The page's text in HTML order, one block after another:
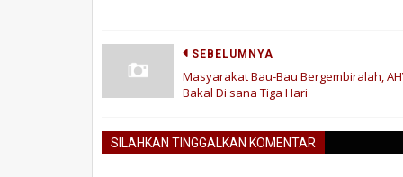
SEBELUMNYA
Masyarakat Bau-Bau Bergembiralah,
Bakal Di sana Tiga Hari
SILAHKAN TINGGALKAN KOMENTAR